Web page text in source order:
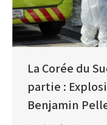
La Corée du
partie :
Benjamin